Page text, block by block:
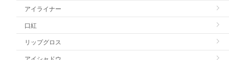
アイライナー
口紅
リップグロス
アイシャドウ